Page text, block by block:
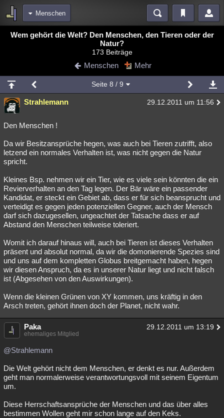
Menschen
Bereiche
Blogs
Neuigkeiten
meine Rubriken
Menschen Wissenschaft Politik Mystery Kriminalfälle
Spiritualität
weitere Rubriken
Philosophie
Astronomie Helpdesk Gruppen Gaming
Musik Clash Verbesserungen Allmystery English
Übersichten
Lesenswert Schlüsselwörter
Wem gehört die Welt? Den Menschen, den Tieren oder der
Natur?
173 Beiträge
Menschen Mehr
Seite 8 / 9
Strahlemann 29.12.2011 um 11:56
Den Menschen !
Da wir Besitzansprüche hegen, was auch bei Tieren zutrifft, also
letzend ein normales Verhalten ist, was nicht gegen die Natur
spricht.
Kleines Bsp. nehmen wir ein Tier, wie es viele sein könnten die ein
Revierverhalten an den Tag legen. Der Bär wäre ein passender
Kandidat, er steckt ein Gebiet ab, dass er für sich beansprucht und
verteidigt es gegen jeden potenziellen Gegner, auch der Mensch
darf sich dazugesellen, ungeachtet der Tatsache dass er auf
Abstand den Menschen teilweise toleriert.
Womit ich darauf hinaus will, auch bei Tieren ist dieses Verhalten
präsent und absolut normal, da wir die domonierende Spezies sind
und uns auf dem kompletten Globus breitgemacht haben, hegen
wir diesen Anspruch, da es in unserer Natur liegt und nicht falsch
ist (Abgesehen von den Auswirkungen).
Wenn die kleinen Grünen von XY kommen, uns kräftig in den
Arsch treten, gehört ihnen doch der Planet, nicht wahr.
Paka 29.12.2011 um 13:19
ehemaliges Mitglied
@Strahlemann
Die Welt gehört nicht dem Menschen, er denkt es nur. Außerdem
geht man normalerweise verantwortungsvoll mit seinem Eigentum
um.
Diese Herrschaftsansprüche der Menschen und das über alles
bestimmen Wollen geht mir schon lange auf den Keks.